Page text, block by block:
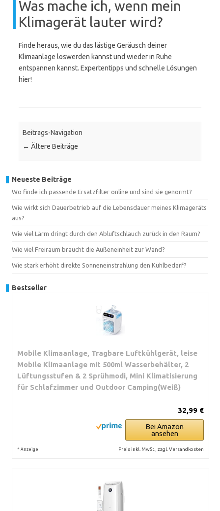
Was mache ich, wenn mein
Klimagerät lauter wird?
Finde heraus, wie du das lästige Geräusch deiner
Klimaanlage loswerden kannst und wieder in Ruhe
entspannen kannst. Expertentipps und schnelle Lösungen
hier!
Beitrags-Navigation
← Ältere Beiträge
Neueste Beiträge
Wo finde ich passende Ersatzfilter online und sind sie genormt?
Wie wirkt sich Dauerbetrieb auf die Lebensdauer meines Klimageräts
aus?
Wie viel Lärm dringt durch den Abluftschlauch zurück in den Raum?
Wie viel Freiraum braucht die Außeneinheit zur Wand?
Wie stark erhöht direkte Sonneneinstrahlung den Kühlbedarf?
Bestseller
Mobile Klimaanlage, Tragbare Luftkühlgerät, leise
Mobile Klimaanlage mit 500ml Wasserbehälter, 2
Lüftungsstufen & 2 Sprühmodi, Mini Klimatisierung
für Schlafzimmer und Outdoor Camping(Weiß)
32,99 €
Bei Amazon
ansehen
* Anzeige Preis inkl. MwSt., zzgl. Versandkosten